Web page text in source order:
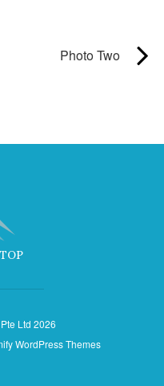
Photo Two
Ltd 2026
WordPress Themes